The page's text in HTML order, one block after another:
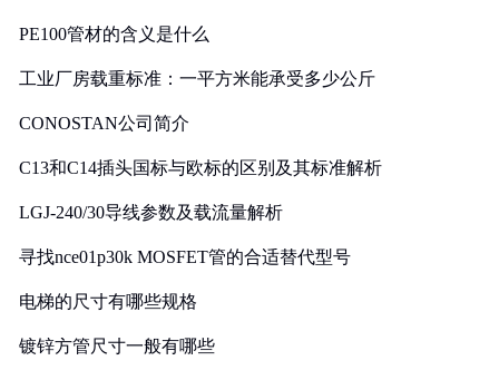
PE100管材的含义是什么
工业厂房载重标准：一平方米能承受多少公斤
CONOSTAN公司简介
C13和C14插头国标与欧标的区别及其标准解析
LGJ-240/30导线参数及载流量解析
寻找nce01p30k MOSFET管的合适替代型号
电梯的尺寸有哪些规格
镀锌方管尺寸一般有哪些